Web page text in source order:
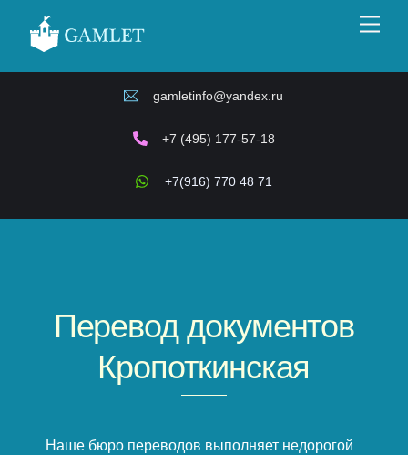
content
gamletinfo@yandex.ru
+7 (495) 177-57-18
+7(916) 770 48 71
Перевод документов
Кропоткинская
Наше бюро переводов выполняет недорогой